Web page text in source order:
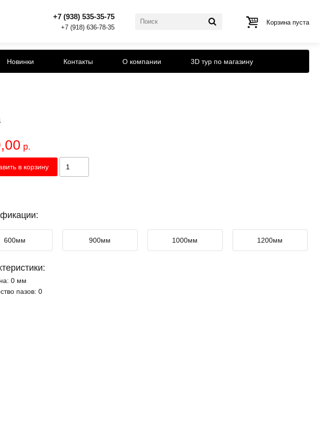
Корзина пуста
+7 (938) 535-35-75
+7 (918) 636-78-35
Новинки Контакты О компании 3D тур по магазину
р.
в корзину
600мм 900мм 1000мм 1200мм
0 мм
пазов: 0